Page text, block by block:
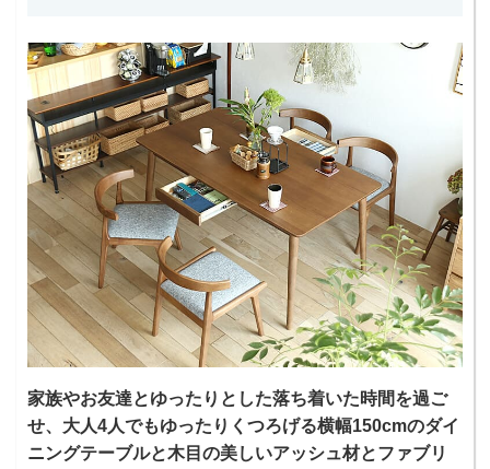
家族やお友達とゆったりとした落ち着いた時間を過ご
せ、大人4人でもゆったりくつろげる横幅150cmのダイ
ニングテーブルと木目の美しいアッシュ材とファブリ